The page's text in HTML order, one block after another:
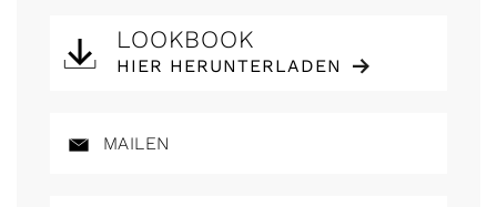
LOOKBOOK
HIER HERUNTERLADEN
MAILEN